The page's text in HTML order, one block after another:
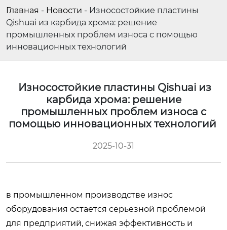
Главная - Новости - Износостойкие пластины
Qishuai из карбида хрома: решение
промышленных проблем износа с помощью
инновационных технологий
Износостойкие пластины Qishuai из
карбида хрома: решение
промышленных проблем износа с
помощью инновационных технологий
2025-10-31
в промышленном производстве износ
оборудования остается серьезной проблемой
для предприятий, снижая эффективность и